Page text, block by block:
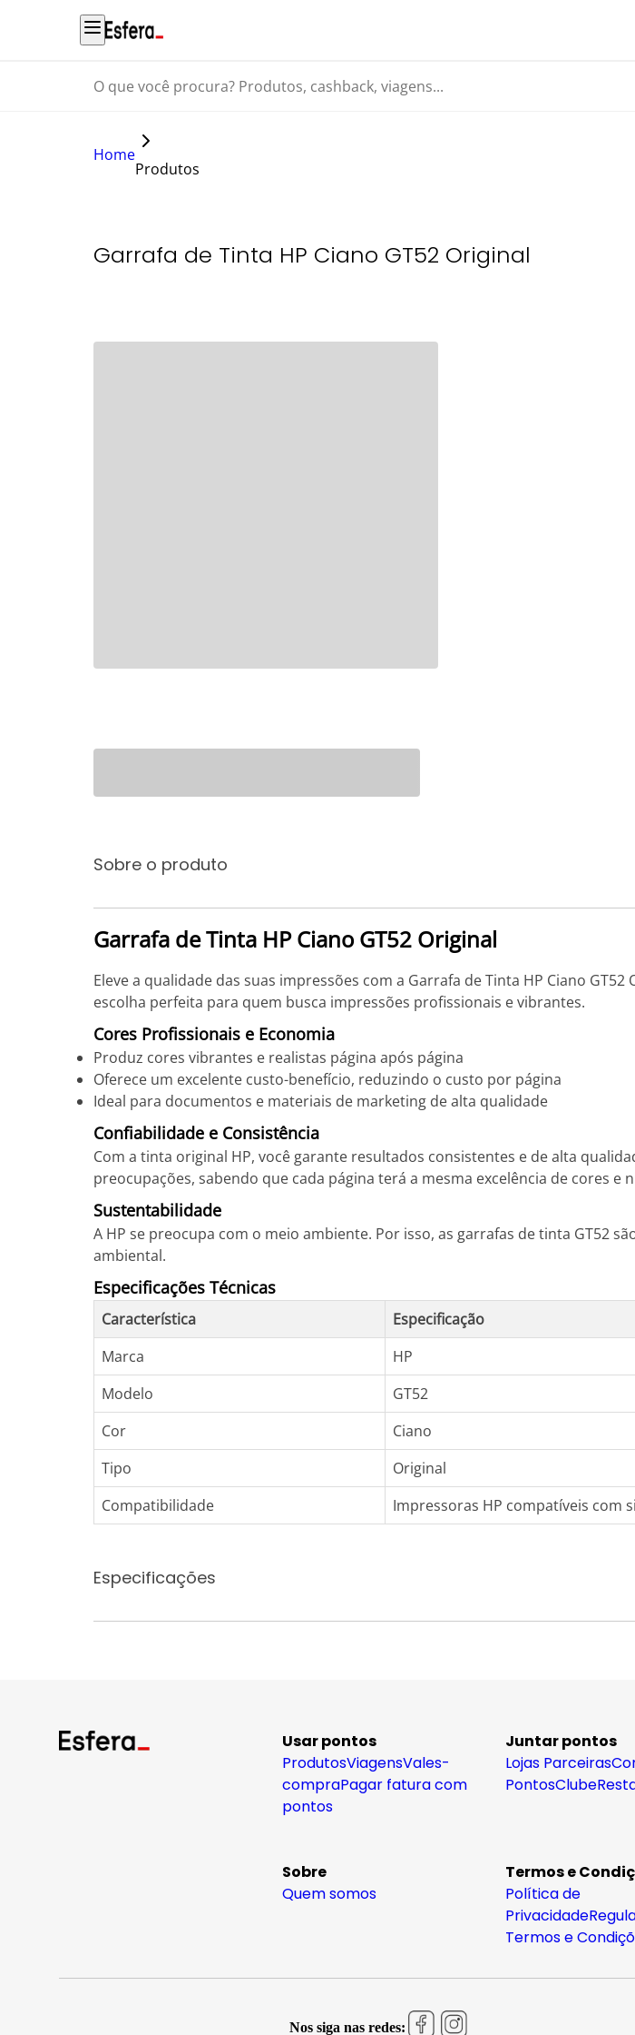
O que você procura? Produtos, cashback, viagens...
Home
Produtos
Garrafa de Tinta HP Ciano GT52 Original
Sobre o produto
Garrafa de Tinta HP Ciano GT52 Original
Eleve a qualidade das suas impressões com a Garrafa de Tinta HP Ciano
escolha perfeita para quem busca impressões profissionais e vibrantes.
Cores Profissionais e Economia
Produz cores vibrantes e realistas página após página
Oferece um excelente custo-benefício, reduzindo o custo por página
Ideal para documentos e materiais de marketing de alta qualidade
Confiabilidade e Consistência
Com a tinta original HP, você garante resultados consistentes e de alta
preocupações, sabendo que cada página terá a mesma excelência de cores e
Sustentabilidade
A HP se preocupa com o meio ambiente. Por isso, as garrafas de tinta GT52
ambiental.
Especificações Técnicas
Característica
Especificação
Marca
HP
Modelo
GT52
Cor
Ciano
Tipo
Original
Compatibilidade
Impressoras HP compatíveis com
Especificações
Usar pontos
ProdutosViagensVales-
compraPagar fatura com
pontos
Juntar pontos
Lojas Parceiras
PontosClube
Sobre
Quem somos
Termos e
Política de
Privacidade
Termos e
Nos siga nas redes: